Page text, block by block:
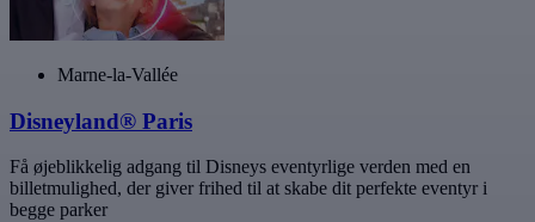
Marne-la-Vallée
Disneyland® Paris
Få øjeblikkelig adgang til Disneys eventyrlige verden med en
billetmulighed, der giver frihed til at skabe dit perfekte eventyr i
begge parker